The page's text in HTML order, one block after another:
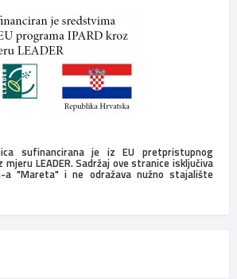
sufinancirana je iz EU pretpristupnog
mjeru LEADER. Sadržaj ove stranice isključiva
a "Mareta" i ne odražava nužno stajalište